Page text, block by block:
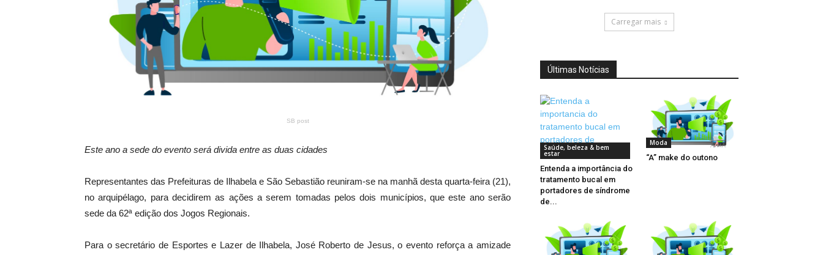
SB post
Este ano a sede do evento será divida entre as duas cidades
Representantes das Prefeituras de Ilhabela e São Sebastião reuniram-se na manhã desta quarta-feira (21),
no arquipélago, para decidirem as ações a serem tomadas pelos dois municípios, que este ano serão
sede da 62ª edição dos Jogos Regionais.
Para o secretário de Esportes e Lazer de Ilhabela, José Roberto de Jesus, o evento reforça a amizade
Carregar mais
Últimas Notícias
Saúde, beleza & bem
estar
Entenda a importância do
tratamento bucal em
portadores de síndrome
de...
Moda
“A” make do outono